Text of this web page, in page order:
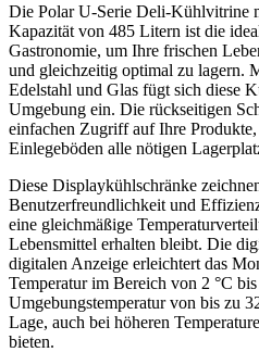
Die Polar U-Serie Deli-Kühlvitrine
Kapazität von 485 Litern ist die
Gastronomie, um Ihre frischen
und gleichzeitig optimal zu lagern.
Edelstahl und Glas fügt sich diese
Umgebung ein. Die rückseitigen
einfachen Zugriff auf Ihre
Einlegeböden alle nötigen
Diese Displaykühlschränke
Benutzerfreundlichkeit und
eine gleichmäßige
Lebensmittel erhalten bleibt. Die
digitalen Anzeige erleichtert das
Temperatur im Bereich von 2 °C
Umgebungstemperatur von bis zu
Lage, auch bei höheren
bieten.